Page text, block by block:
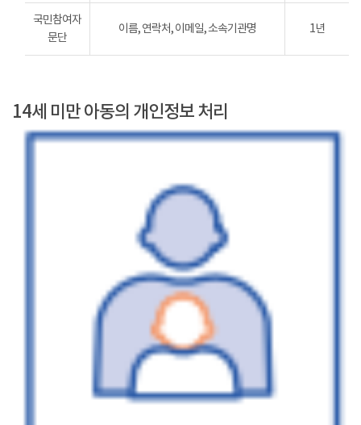
국민참여자
문단
이름, 연락처, 이메일, 소속기관명 1년
14세 미만 아동의 개인정보 처리